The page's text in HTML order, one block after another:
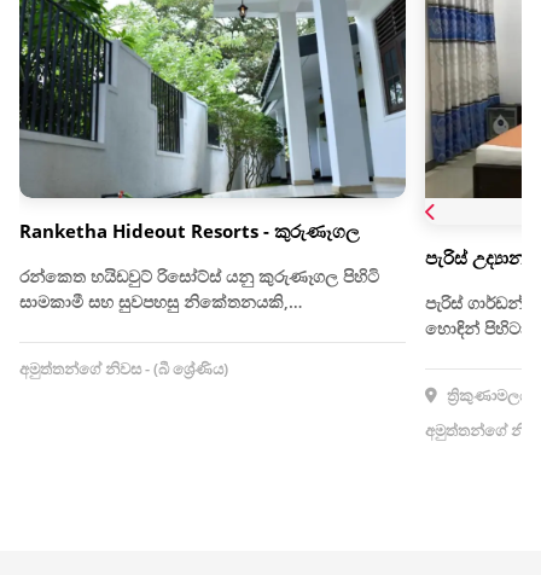
Ranketha Hideout Resorts - කුරුණෑගල
රන්කෙත හයිඩවුට් රිසෝට්ස් යනු කුරුණෑගල පිහිටි
සාමකාමී සහ සුවපහසු නිකේතනයකි,…
අමුත්තන්ගේ නිවස - (බී ශ්‍රේණිය)
පැරිස්
පැරිස් ගාර්ඩන්
හොඳින් පිහිටා
ත්‍රිකුණාමලය,
අමුත්තන්ගේ